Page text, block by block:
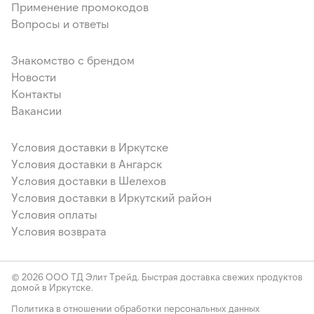
и модифицированном виде (пальмовое масло и его
фракции, подсолнечное масло), вода, эмульгаторы (Е471,
Е475), соль пищевая, ароматизатор «Сливки-молоко»,
кислота); крем кондитерский (сахар, жиры и масла
растительные, какао-порошок, молоко сухое
эмульгатор (лецитин соевый Е 322); сыр мягкий (сливки
нормализованные пастеризованные , регулятор
глюкозный сироп из кукурузы); соль; сорбат калия.
Продукт содержит аллергены: молочный белок, яйцо,
глютен, соевый лецитин. "
Применение промокодов
Вопросы и ответы
Знакомство с брендом
Новости
Контакты
Вакансии
Условия доставки в Иркутске
Условия доставки в Ангарск
Условия доставки в Шелехов
Условия доставки в Иркутский район
Условия оплаты
Условия возврата
© 2026 ООО ТД Элит Трейд. Быстрая доставка свежих продуктов
домой в Иркутске.
Политика в отношении обработки персональных данных